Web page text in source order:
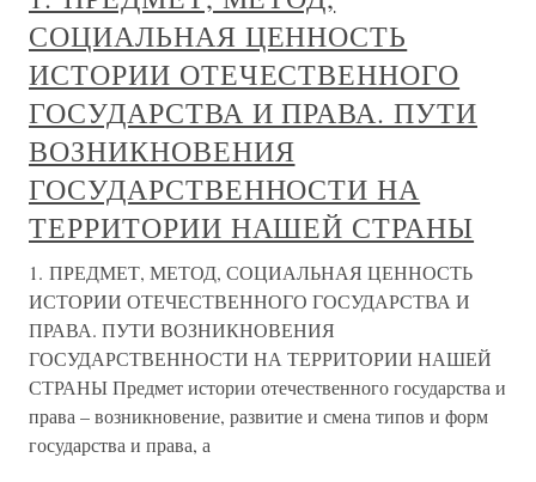
СОЦИАЛЬНАЯ ЦЕННОСТЬ
ИСТОРИИ ОТЕЧЕСТВЕННОГО
ГОСУДАРСТВА И ПРАВА. ПУТИ
ВОЗНИКНОВЕНИЯ
ГОСУДАРСТВЕННОСТИ НА
ТЕРРИТОРИИ НАШЕЙ СТРАНЫ
1. ПРЕДМЕТ, МЕТОД, СОЦИАЛЬНАЯ ЦЕННОСТЬ
ИСТОРИИ ОТЕЧЕСТВЕННОГО ГОСУДАРСТВА И
ПРАВА. ПУТИ ВОЗНИКНОВЕНИЯ
ГОСУДАРСТВЕННОСТИ НА ТЕРРИТОРИИ НАШЕЙ
СТРАНЫ Предмет истории отечественного государства и
права – возникновение, развитие и смена типов и форм
государства и права, а